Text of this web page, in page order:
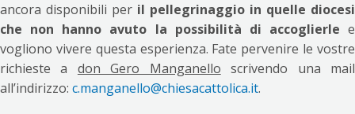
ancora disponibili per il pellegrinaggio in quelle diocesi
che non hanno avuto la possibilità di accoglierle e
vogliono vivere questa esperienza. Fate pervenire le vostre
richieste a don Gero Manganello scrivendo una mail
all’indirizzo: c.manganello@chiesacattolica.it.